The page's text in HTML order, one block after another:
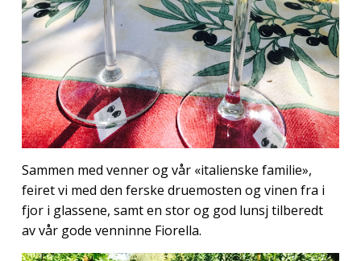
Sammen med venner og vår «italienske familie»,
feiret vi med den ferske druemosten og vinen fra i
fjor i glassene, samt en stor og god lunsj tilberedt
av vår gode venninne Fiorella.